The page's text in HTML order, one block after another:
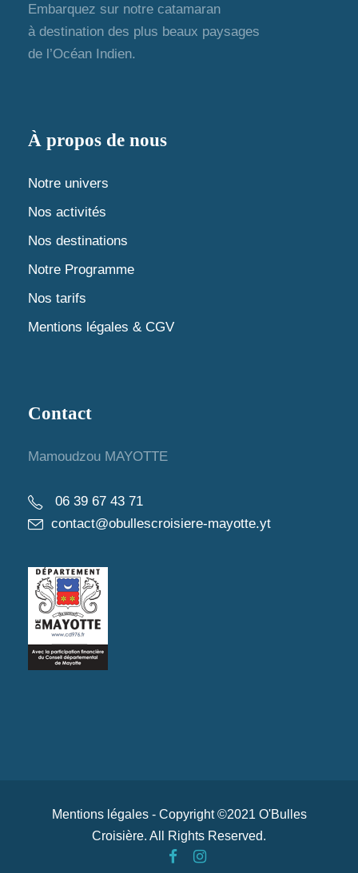
Embarquez sur notre catamaran
à destination des plus beaux paysages
de l’Océan Indien.
À propos de nous
Notre univers
Nos activités
Nos destinations
Notre Programme
Nos tarifs
Mentions légales & CGV
Contact
Mamoudzou MAYOTTE
06 39 67 43 71
contact@obullescroisiere-mayotte.yt
Mentions légales- Copyright ©2021 O'Bulles
Croisière. All Rights Reserved.